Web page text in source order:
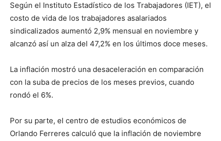
Según el Instituto Estadístico de los Trabajadores (IET), el
costo de vida de los trabajadores asalariados
sindicalizados aumentó 2,9% mensual en noviembre y
alcanzó así un alza del 47,2% en los últimos doce meses.
La inflación mostró una desaceleración en comparación
con la suba de precios de los meses previos, cuando
rondó el 6%.
Por su parte, el centro de estudios económicos de
Orlando Ferreres calculó que la inflación de noviembre